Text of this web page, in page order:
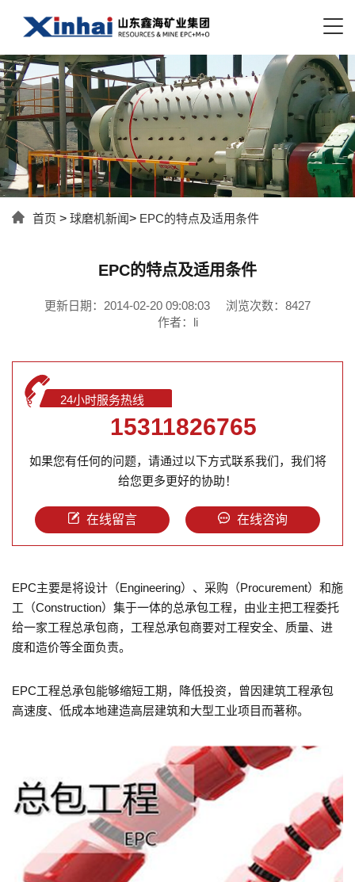
首页 > 球磨机新闻> EPC的特点及适用条件
EPC的特点及适用条件
更新日期：2014-02-20 09:08:03
浏览次数：8427
作者：li
24小时服务热线
15311826765
如果您有任何的问题，请通过以下方式联系我们，我们将
给您更多更好的协助！
在线留言 在线咨询
EPC主要是将设计（Engineering）、采购（Procurement）和施
工（Construction）集于一体的总承包工程，由业主把工程委托
给一家工程总承包商，工程总承包商要对工程安全、质量、进
度和造价等全面负责。
EPC工程总承包能够缩短工期，降低投资，曾因建筑工程承包
高速度、低成本地建造高层建筑和大型工业项目而著称。